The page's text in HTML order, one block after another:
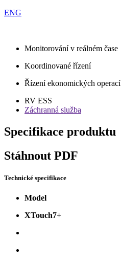
ENG
Monitorování v reálném čase
Koordinované řízení
Řízení ekonomických operací
RV ESS
Záchranná služba
Specifikace produktu
Stáhnout PDF
Technické specifikace
Model
XTouch7+